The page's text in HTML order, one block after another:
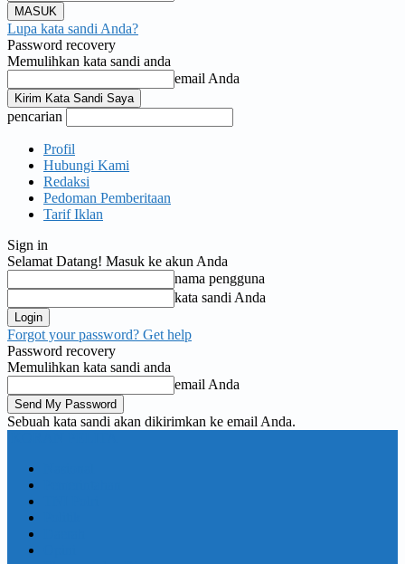
Lupa kata sandi Anda?
Password recovery
Memulihkan kata sandi anda
email Anda
pencarian
Profil
Hubungi Kami
Redaksi
Pedoman Pemberitaan
Tarif Iklan
Sign in
Selamat Datang! Masuk ke akun Anda
nama pengguna
kata sandi Anda
Forgot your password? Get help
Password recovery
Memulihkan kata sandi anda
email Anda
Sebuah kata sandi akan dikirimkan ke email Anda.